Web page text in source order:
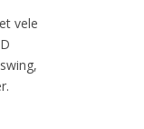
vele